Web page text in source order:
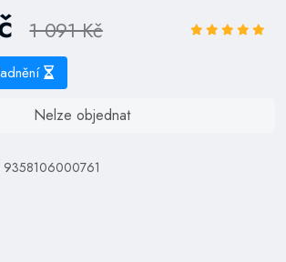
1 091 Kč
Nelze objednat
9358106000761